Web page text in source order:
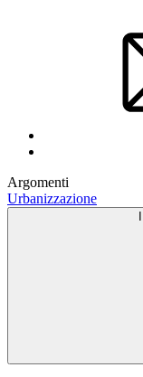
Argomenti
Urbanizzazione